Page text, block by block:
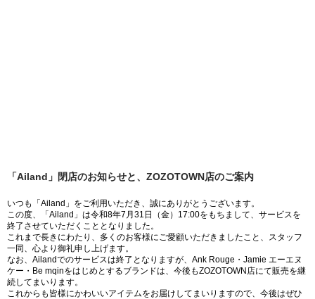
「Ailand」閉店のお知らせと、ZOZOTOWN店のご案内
いつも「Ailand」をご利用いただき、誠にありがとうございます。
この度、「Ailand」は令和8年7月31日（金）17:00をもちまして、サービスを
終了させていただくこととなりました。
これまで長きにわたり、多くのお客様にご愛顧いただきましたこと、スタッフ
一同、心より御礼申し上げます。
なお、Ailandでのサービスは終了となりますが、Ank Rouge・Jamie エーエヌ
ケー・Be mqinをはじめとするブランドは、今後もZOZOTOWN店にて販売を継
続してまいります。
これからも皆様にかわいいアイテムをお届けしてまいりますので、今後はぜひ